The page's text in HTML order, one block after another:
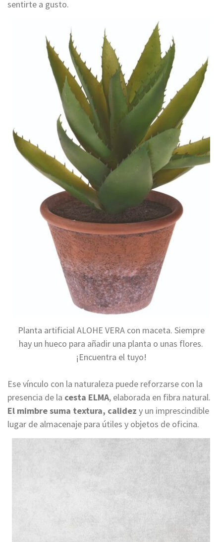
sentirte a gusto.
Planta artificial ALOHE VERA con maceta. Siempre
hay un hueco para añadir una planta o unas flores.
¡Encuentra el tuyo!
Ese vínculo con la naturaleza puede reforzarse con la
presencia de la cesta ELMA, elaborada en fibra natural.
El mimbre suma textura, calidez y un imprescindible
lugar de almacenaje para útiles y objetos de oficina.